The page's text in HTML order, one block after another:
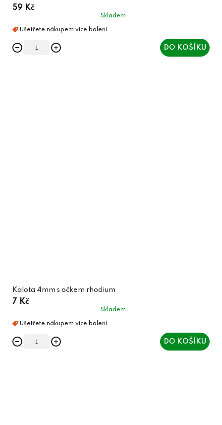
59 Kč
Skladem
DO KOŠÍKU
Kalota 4mm s očkem rhodium
7 Kč
Skladem
DO KOŠÍKU